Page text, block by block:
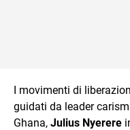
I movimenti di
guidati da leader
Ghana, Julius Nyerere